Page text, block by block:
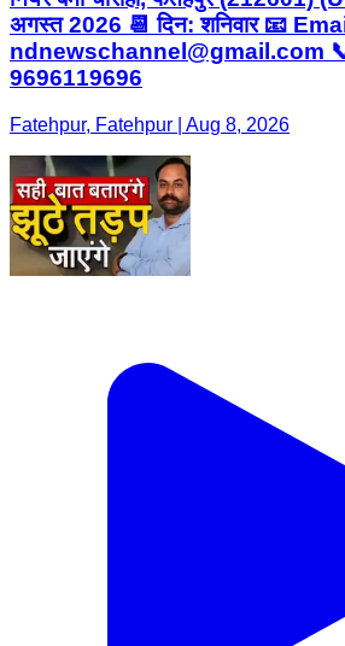
अगस्त 2026 📆 दिन: शनिवार 📧
ndnewschannel@gmail.com 📞
9696119696
Fatehpur, Fatehpur | Aug 8, 2026